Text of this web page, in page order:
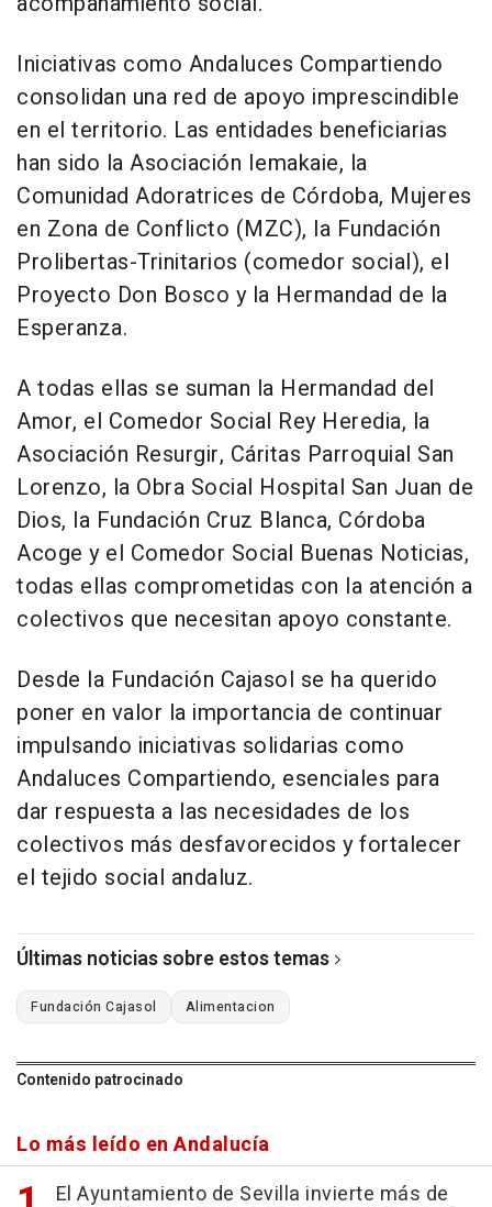
Iniciativas como Andaluces Compartiendo
consolidan una red de apoyo imprescindible
en el territorio. Las entidades beneficiarias
han sido la Asociación Iemakaie, la
Comunidad Adoratrices de Córdoba, Mujeres
en Zona de Conflicto (MZC), la Fundación
Prolibertas-Trinitarios (comedor social), el
Proyecto Don Bosco y la Hermandad de la
Esperanza.
A todas ellas se suman la Hermandad del
Amor, el Comedor Social Rey Heredia, la
Asociación Resurgir, Cáritas Parroquial San
Lorenzo, la Obra Social Hospital San Juan de
Dios, la Fundación Cruz Blanca, Córdoba
Acoge y el Comedor Social Buenas Noticias,
todas ellas comprometidas con la atención a
colectivos que necesitan apoyo constante.
Desde la Fundación Cajasol se ha querido
poner en valor la importancia de continuar
impulsando iniciativas solidarias como
Andaluces Compartiendo, esenciales para
dar respuesta a las necesidades de los
colectivos más desfavorecidos y fortalecer
el tejido social andaluz.
Últimas noticias sobre estos temas
Fundación Cajasol Alimentacion
Contenido patrocinado
Lo más leído en Andalucía
El Ayuntamiento de Sevilla invierte más de